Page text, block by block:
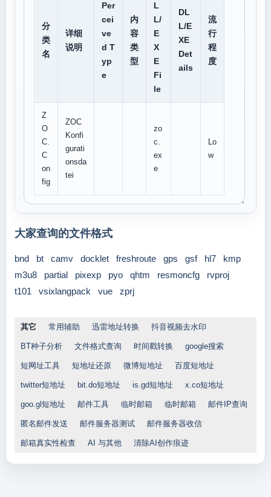
分
类
名
详细
说明
Per
cei
ve
d T
yp
e
内
容
类
型
L
L/
E
X
E
Fi
le
DL
L/E
XE
Det
ails
流
行
程
度
Z
O
C.
C
on
fig
ZOC
Konfi
gurati
onsda
tei
zo
c.
ex
e
Lo
w
大家查询的文件格式
bnd bt camv docklet freshroute gps gsf hl7
kmp
m3u8
partial pixexp pyo qhtm resmoncfg
rvproj
t101
vsixlangpack vue zprj
其它 常用辅助 迅雷地址转换 抖音视频去水印
BT种子分析 文件格式查询 时间戳转换 google搜索
短网址工具 短地址还原 微博短地址 百度短地址
twitter短地址 bit.do短地址 is.gd短地址 x.co短地址
goo.gl短地址 邮件工具 临时邮箱 临时邮箱 邮件IP查询
匿名邮件发送 邮件服务器测试 邮件服务器收信
邮箱真实性检查 AI 与其他 清除AI创作痕迹